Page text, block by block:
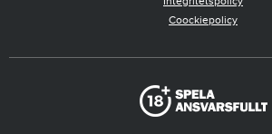
Coockiepolicy